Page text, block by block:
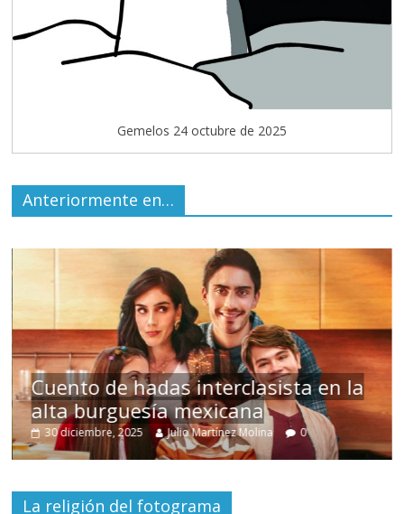
Gemelos 24 octubre de 2025
Anteriormente en…
Cuento de hadas interclasista en la
alta burguesía mexicana
30 diciembre, 2025 Julio Martínez Molina 0
La religión del fotograma